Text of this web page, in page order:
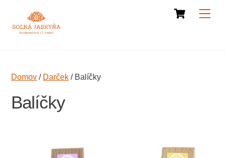
content
Cart
Domov / Darček / Balíčky
Balíčky